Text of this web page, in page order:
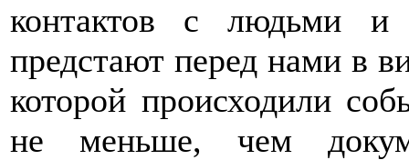
контактов с людьми и
предстают перед нами в
которой происходили
не меньше, чем